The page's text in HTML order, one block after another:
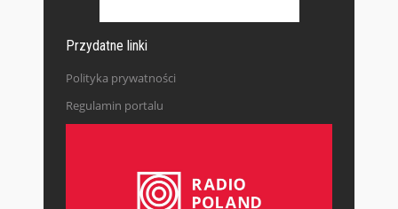
Przydatne linki
Polityka prywatności
Regulamin portalu